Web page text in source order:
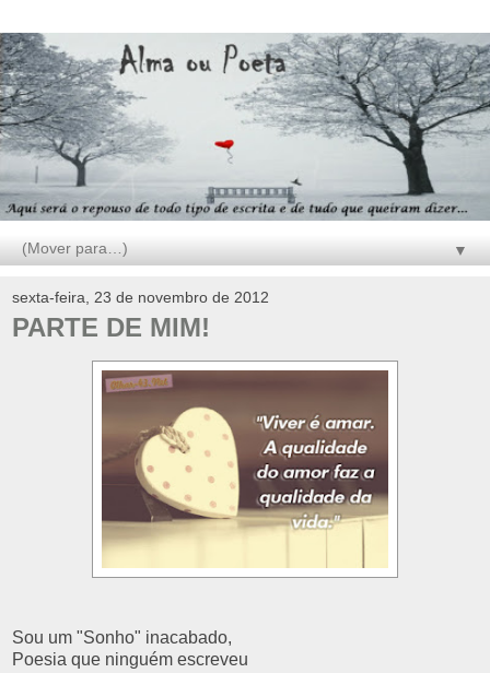
▼
sexta-feira, 23 de novembro de 2012
PARTE DE MIM!
Sou um "Sonho" inacabado,
Poesia que ninguém escreveu